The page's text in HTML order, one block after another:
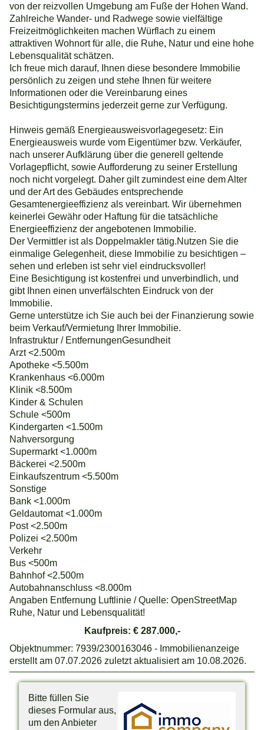
von der reizvollen Umgebung am Fuße der Hohen Wand.
Zahlreiche Wander- und Radwege sowie vielfältige
Freizeitmöglichkeiten machen Würflach zu einem
attraktiven Wohnort für alle, die Ruhe, Natur und eine hohe
Lebensqualität schätzen.
Ich freue mich darauf, Ihnen diese besondere Immobilie
persönlich zu zeigen und stehe Ihnen für weitere
Informationen oder die Vereinbarung eines
Besichtigungstermins jederzeit gerne zur Verfügung.
Hinweis gemäß Energieausweisvorlagegesetz: Ein
Energieausweis wurde vom Eigentümer bzw. Verkäufer,
nach unserer Aufklärung über die generell geltende
Vorlagepflicht, sowie Aufforderung zu seiner Erstellung
noch nicht vorgelegt. Daher gilt zumindest eine dem Alter
und der Art des Gebäudes entsprechende
Gesamtenergieeffizienz als vereinbart. Wir übernehmen
keinerlei Gewähr oder Haftung für die tatsächliche
Energieeffizienz der angebotenen Immobilie.
Der Vermittler ist als Doppelmakler tätig.Nutzen Sie die
einmalige Gelegenheit, diese Immobilie zu besichtigen –
sehen und erleben ist sehr viel eindrucksvoller!
Eine Besichtigung ist kostenfrei und unverbindlich, und
gibt Ihnen einen unverfälschten Eindruck von der
Immobilie.
Gerne unterstütze ich Sie auch bei der Finanzierung sowie
beim Verkauf/Vermietung Ihrer Immobilie.
Infrastruktur / EntfernungenGesundheit
Arzt <2.500m
Apotheke <5.500m
Krankenhaus <6.000m
Klinik <8.500m
Kinder & Schulen
Schule <500m
Kindergarten <1.500m
Nahversorgung
Supermarkt <1.000m
Bäckerei <2.500m
Einkaufszentrum <5.500m
Sonstige
Bank <1.000m
Geldautomat <1.000m
Post <2.500m
Polizei <2.500m
Verkehr
Bus <500m
Bahnhof <2.500m
Autobahnanschluss <8.000m
Angaben Entfernung Luftlinie / Quelle: OpenStreetMap
Ruhe, Natur und Lebensqualität!
Kaufpreis: € 287.000,-
Objektnummer: 7939/2300163046 - Immobilienanzeige
erstellt am 07.07.2026 zuletzt aktualisiert am 10.08.2026.
Bitte füllen Sie
dieses Formular aus,
um den Anbieter